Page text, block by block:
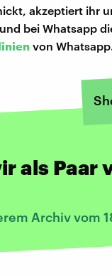
akzeptiert ihr
bei Whatsapp
von Whatsapp.
als Paar
Archiv vom